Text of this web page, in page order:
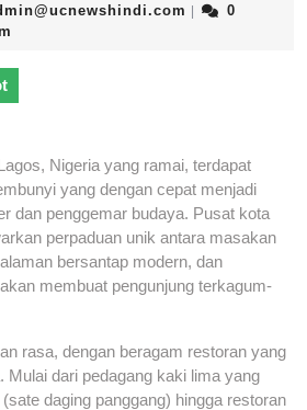
0
Nigeria yang ramai, terdapat
yang dengan cepat menjadi
dan penggemar budaya. Pusat kota
perpaduan unik antara masakan
bersantap modern, dan
membuat pengunjung terkagum-
rasa, dengan beragam restoran yang
Mulai dari pedagang kaki lima yang
daging panggang) hingga restoran